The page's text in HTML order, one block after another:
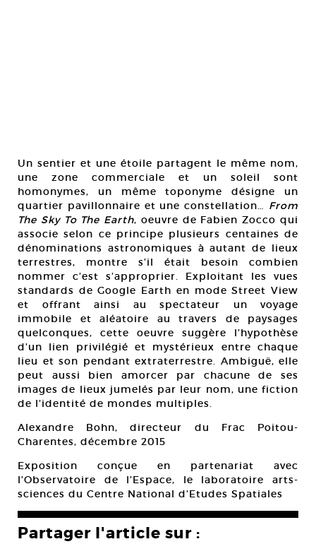
Un sentier et une étoile partagent le même nom,
une zone commerciale et un soleil sont
homonymes, un même toponyme désigne un
quartier pavillonnaire et une constellation… From
The Sky To The Earth, oeuvre de Fabien Zocco qui
associe selon ce principe plusieurs centaines de
dénominations astronomiques à autant de lieux
terrestres, montre s’il était besoin combien
nommer c’est s’approprier. Exploitant les vues
standards de Google Earth en mode Street View
et offrant ainsi au spectateur un voyage
immobile et aléatoire au travers de paysages
quelconques, cette oeuvre suggère l’hypothèse
d’un lien privilégié et mystérieux entre chaque
lieu et son pendant extraterrestre. Ambiguë, elle
peut aussi bien amorcer par chacune de ses
images de lieux jumelés par leur nom, une fiction
de l’identité de mondes multiples.
Alexandre Bohn, directeur du Frac Poitou-
Charentes, décembre 2015
Exposition conçue en partenariat avec
l’Observatoire de l’Espace, le laboratoire arts-
sciences du Centre National d’Etudes Spatiales
Partager l'article sur :